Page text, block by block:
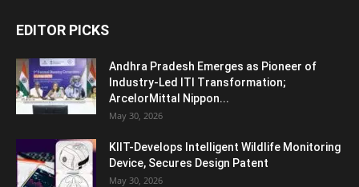
EDITOR PICKS
Andhra Pradesh Emerges as Pioneer of
Industry-Led ITI Transformation;
ArcelorMittal Nippon...
May 30, 2026
KIIT-Develops Intelligent Wildlife Monitoring
Device, Secures Design Patent
May 30, 2026